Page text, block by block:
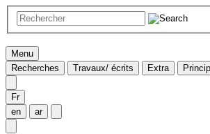
Menu
Recherches
Travaux/ écrits Extra
Fr
en
ar